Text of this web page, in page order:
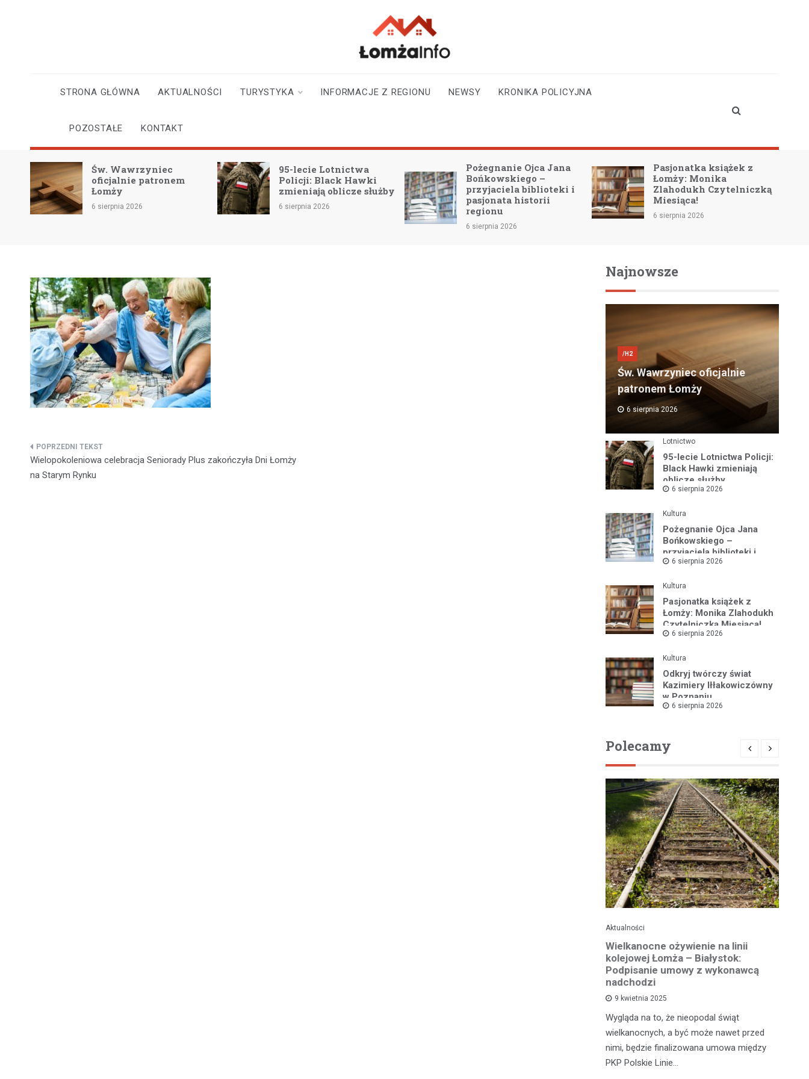
i okolicy
STRONA GŁÓWNA AKTUALNOŚCI TURYSTYKA INFORMACJE Z REGIONU NEWSY KRONIKA POLICYJNA
POZOSTAŁE KONTAKT
Św. Wawrzyniec
oficjalnie patronem
Łomży
6 sierpnia 2026
95-lecie Lotnictwa
Policji: Black Hawki
zmieniają oblicze służby
6 sierpnia 2026
Pożegnanie Ojca Jana
Bońkowskiego –
przyjaciela biblioteki i
pasjonata historii
regionu
6 sierpnia 2026
Pasjonatka książek z
Łomży: Monika
Zlahodukh Czytelniczką
Miesiąca!
6 sierpnia 2026
Nawigacja
wpisu
Wielopokoleniowa celebracja Seniorady Plus zakończyła Dni Łomży
na Starym Rynku
Najnowsze
/H2
Św. Wawrzyniec oficjalnie
patronem Łomży
6 sierpnia 2026
Lotnictwo
95-lecie Lotnictwa Policji:
Black Hawki zmieniają
oblicze służby
6 sierpnia 2026
Kultura
Pożegnanie Ojca Jana
Bońkowskiego –
przyjaciela biblioteki i
pasjonata historii regionu
6 sierpnia 2026
Kultura
Pasjonatka książek z
Łomży: Monika Zlahodukh
Czytelniczką Miesiąca!
6 sierpnia 2026
Kultura
Odkryj twórczy świat
Kazimiery Iłłakowiczówny
w Poznaniu
6 sierpnia 2026
Polecamy
Aktualności
Wielkanocne ożywienie na linii
kolejowej Łomża – Białystok:
Podpisanie umowy z wykonawcą
nadchodzi
9 kwietnia 2025
Wygląda na to, że nieopodal świąt
wielkanocnych, a być może nawet przed
nimi, będzie finalizowana umowa między
PKP Polskie Linie…